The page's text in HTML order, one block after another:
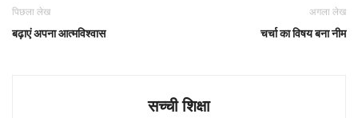
पिछला लेख
बढ़ाएं अपना आत्मविश्वास
अगला लेख
चर्चा का विषय बना नीम
सच्ची शिक्षा